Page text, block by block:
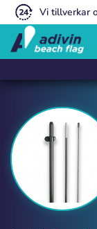
Vi tillverkar